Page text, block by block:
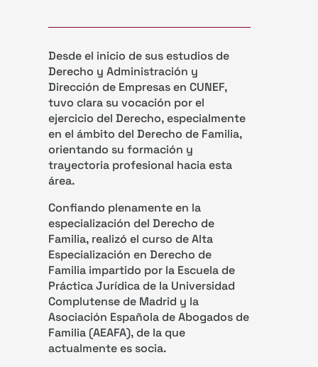
Desde el inicio de sus estudios de
Derecho y Administración y
Dirección de Empresas en CUNEF,
tuvo clara su vocación por el
ejercicio del Derecho, especialmente
en el ámbito del Derecho de Familia,
orientando su formación y
trayectoria profesional hacia esta
área.
Confiando plenamente en la
especialización del Derecho de
Familia, realizó el curso de Alta
Especialización en Derecho de
Familia impartido por la Escuela de
Práctica Jurídica de la Universidad
Complutense de Madrid y la
Asociación Española de Abogados de
Familia (AEAFA), de la que
actualmente es socia.